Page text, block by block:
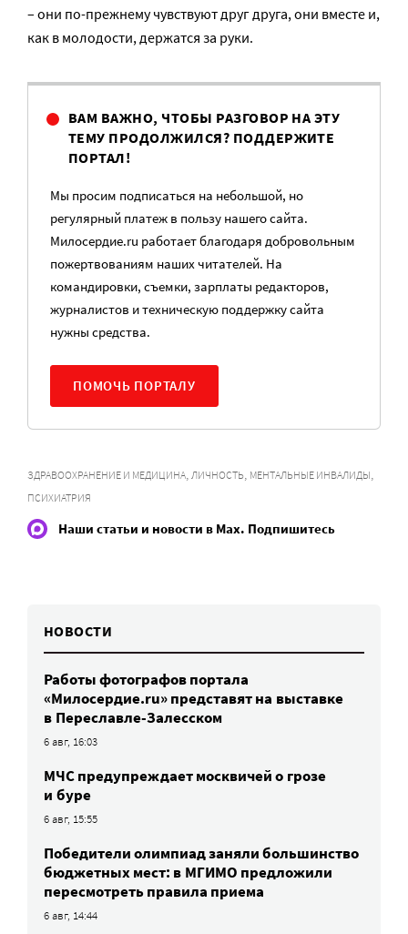
– они по-прежнему чувствуют друг друга, они вместе и,
как в молодости, держатся за руки.
ВАМ ВАЖНО, ЧТОБЫ РАЗГОВОР НА ЭТУ
ТЕМУ ПРОДОЛЖИЛСЯ? ПОДДЕРЖИТЕ
ПОРТАЛ!
Мы просим подписаться на небольшой, но
регулярный платеж в пользу нашего сайта.
Милосердие.ru работает благодаря добровольным
пожертвованиям наших читателей. На
командировки, съемки, зарплаты редакторов,
журналистов и техническую поддержку сайта
нужны средства.
ПОМОЧЬ ПОРТАЛУ
ЗДРАВООХРАНЕНИЕ И МЕДИЦИНА ЛИЧНОСТЬ МЕНТАЛЬНЫЕ ИНВАЛИДЫ
ПСИХИАТРИЯ
Наши статьи и новости в Max. Подпишитесь
НОВОСТИ
Работы фотографов портала
«Милосердие.ru» представят на выставке
в Переславле-Залесском
6 авг, 16:03
МЧС предупреждает москвичей о грозе
и буре
6 авг, 15:55
Победители олимпиад заняли большинство
бюджетных мест: в МГИМО предложили
пересмотреть правила приема
6 авг, 14:44